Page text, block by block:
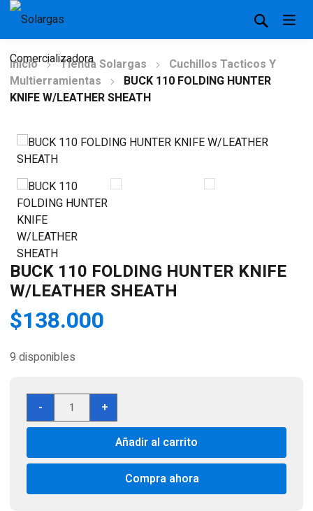
Inicio Tienda Solargas
Cuchillos Tacticos Y
Multierramientas
BUCK 110 FOLDING HUNTER
KNIFE W/LEATHER SHEATH
BUCK 110 FOLDING HUNTER KNIFE
W/LEATHER SHEATH
$138.000
9 disponibles
-
BUCK
FOLDING
KNIFE
SHEATH
+
Añadir al carrito
Compra ahora